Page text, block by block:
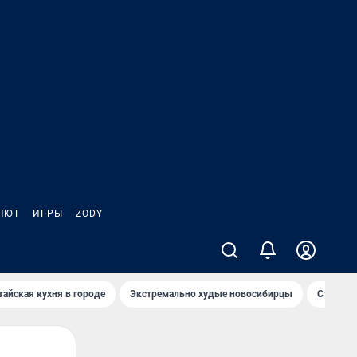
ИГРЫ ZODY
кухня в городе Экстремально худые новосибирцы Старт